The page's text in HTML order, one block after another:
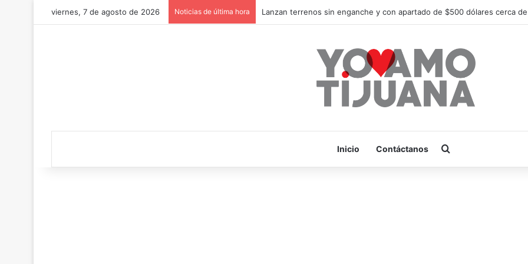
viernes, 7 de agosto de 2026 Noticias de última hora ¡Es hora de apoyar! mañana Zonkeys tendrá su último partido en casa
Inicio Contáctanos